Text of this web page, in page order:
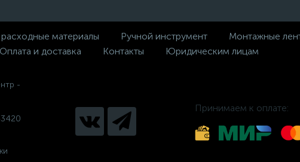
материалы Ручной инструмент
Монтажные
Оплата и доставка Контакты Юридическим лицам
-
Принимаем к оплате: